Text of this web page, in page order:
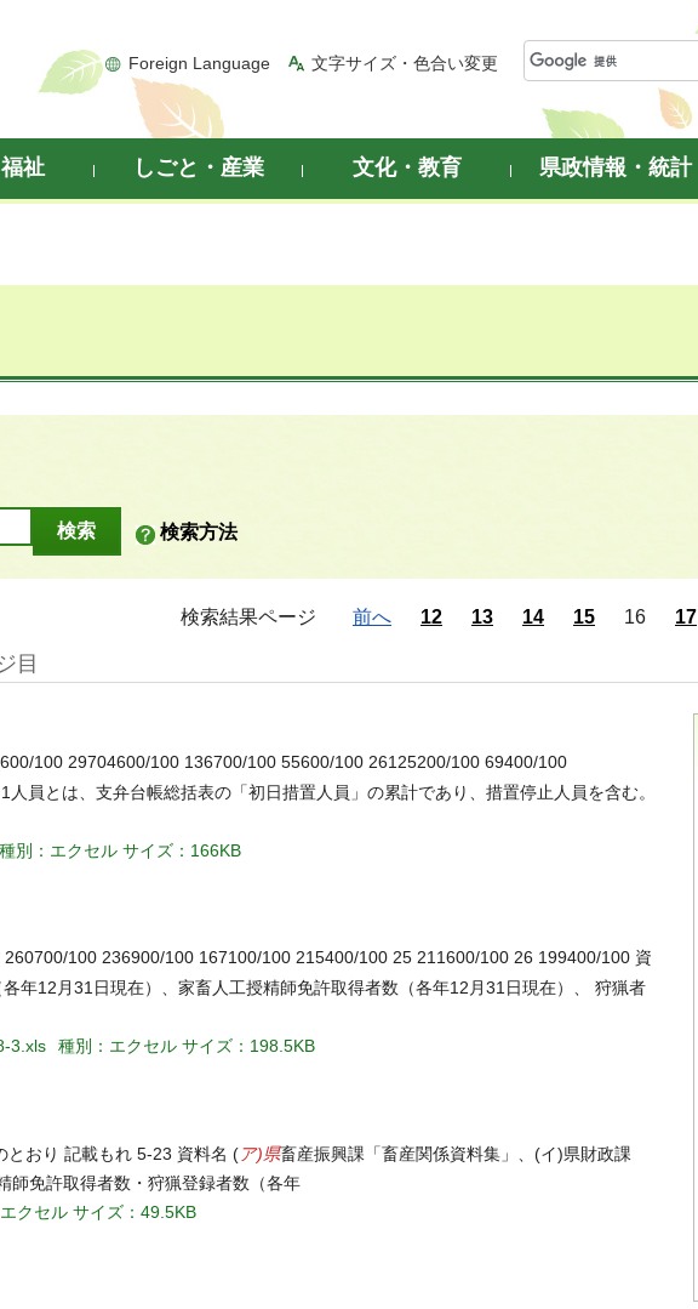
Foreign Language 文字サイズ・色合い変更
祉 しごと・産業 文化・教育 県政情報・統計
検索方法
検索結果ページ 前へ 12 13 14 15 16 17
目
100 29704600/100 136700/100 55600/100 26125200/100 69400/100
員とは、支弁台帳総括表の「初日措置人員」の累計であり、措置停止人員を含む。
種別：エクセル サイズ：166KB
100 236900/100 167100/100 215400/100 25 211600/100 26 199400/100 資
年12月31日現在）、家畜人工授精師免許取得者数（各年12月31日現在）、 狩猟者
3.xls
種別：エクセル サイズ：198.5KB
とおり 記載もれ 5-23 資料名 ( ア)県畜産振興課「畜産関係資料集」、(イ)県財政課
師免許取得者数・狩猟登録者数（各年
クセル サイズ：49.5KB